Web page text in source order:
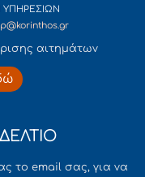
αιτημάτων
το email σας, για να